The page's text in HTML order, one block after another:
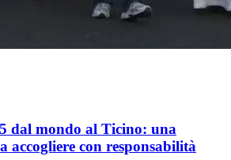
dal mondo al Ticino: una
accogliere con responsabilità